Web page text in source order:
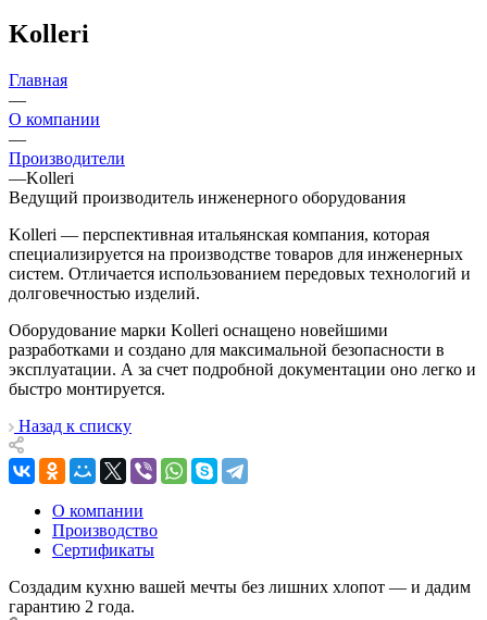
Kolleri
Главная
—
О компании
—
Производители
—Kolleri
Ведущий производитель инженерного оборудования
Kolleri — перспективная итальянская компания, которая
специализируется на производстве товаров для инженерных
систем. Отличается использованием передовых технологий и
долговечностью изделий.
Оборудование марки Kolleri оснащено новейшими
разработками и создано для максимальной безопасности в
эксплуатации. А за счет подробной документации оно легко и
быстро монтируется.
Назад к списку
О компании
Производство
Сертификаты
Создадим кухню вашей мечты без лишних хлопот — и дадим
гарантию 2 года.